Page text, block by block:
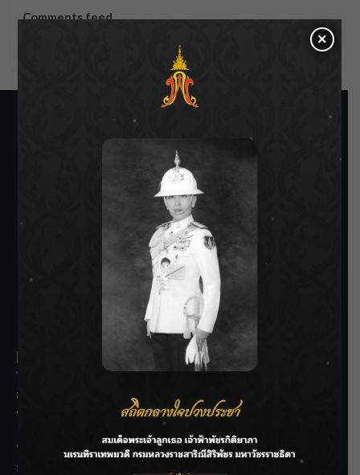
Comments feed
SIAMRATH VARIETY
THE BEST ENTERTAINMENT
Recent Posts
กรมชลฯ รับฟังประชาชน ติดตามแก้ปัญหาโครงการประตู
ระบายน้ำศรีสองรักฯ
‘แมน การิน’ แชร์ความเชื่อชวนคิด! “อยากกินอะไรหลังจาก
ลาโลกนี้ ให้ใส่บาตรสิ่งนั้นไว้ตอนยังมีชีวิต”
×